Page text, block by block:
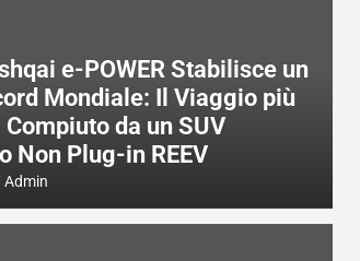
e-POWER Stabilisce un
Mondiale: Il Viaggio più
da un SUV
Non Plug-in REEV
Admin